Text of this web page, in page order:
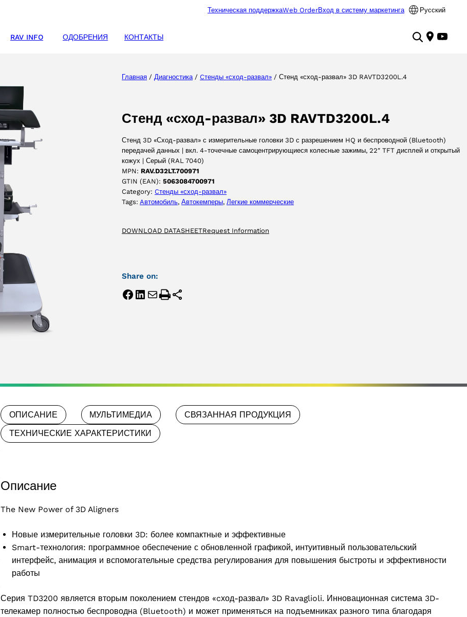
Техническая поддержкаWeb OrderВход в систему маркетинга Русский
RAV INFO ОДОБРЕНИЯ КОНТАКТЫ
Главная / Диагностика/ Cтенды «сход-развал» / Стенд «сход-развал» 3D RAVTD3200L.4
Стенд «сход-развал» 3D RAVTD3200L.4
Стенд 3D «Сход-развал» с измерительные головки 3D с разрешением HQ и беспроводной (Bluetooth)
передачей данных | вкл. 4-точечные самоцентрирующиеся колесные зажимы, 22″ TFT дисплей и открытый
кожух | Серый (RAL 7040)
MPN: RAV.D32LT.700971
GTIN (EAN): 5063084700971
Category: Cтенды «сход-развал»
Tags: Aвтомобиль, Автокемперы, Легкие коммерческие
DOWNLOAD DATASHEETRequest Information
Share on:
ОПИСАНИЕ МУЛЬТИМЕДИА
СВЯЗАННАЯ ПРОДУКЦИЯ
ТЕХНИЧЕСКИЕ ХАРАКТЕРИСТИКИ
Описание
The New Power of 3D Aligners
Новые измерительные головки 3D: более компактные и эффективные
Smart-технология: программное обеспечение с обновленной графикой, интуитивный пользовательский
интерфейс, анимация и вспомогательные средства регулирования для повышения быстроты и эффективности
работы
Серия TD3200 является вторым поколением стендов «cход-развал» 3D Ravaglioli. Инновационная система 3D-
телекамер полностью беспроводна (Bluetooth) и может применяться на подъемниках разного типа благодаря